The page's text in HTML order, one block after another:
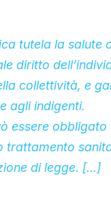
tutela la salute
diritto
collettività, e
agli indigenti.
essere obbligato
trattamento
di legge. […]